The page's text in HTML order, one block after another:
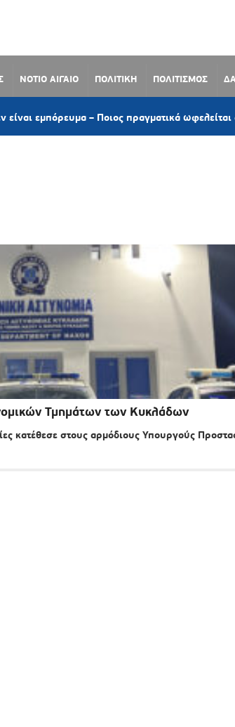
ΝΟΤΙΟ ΑΙΓΑΙΟ ΠΟΛΙΤΙΚΗ ΠΟΛΙΤΙΣΜΟΣ
– Ποιος πραγματικά ωφελείται από τις
Τμημάτων των Κυκλάδων
κατέθεσε στους αρμόδιους Υπουργούς